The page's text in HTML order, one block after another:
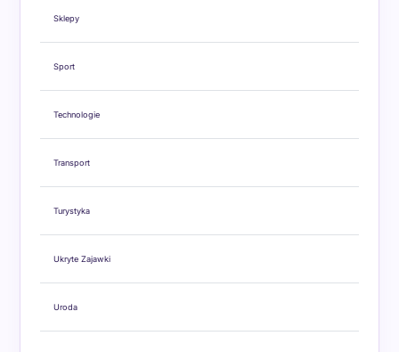
Sklepy
Sport
Technologie
Transport
Turystyka
Ukryte Zajawki
Uroda